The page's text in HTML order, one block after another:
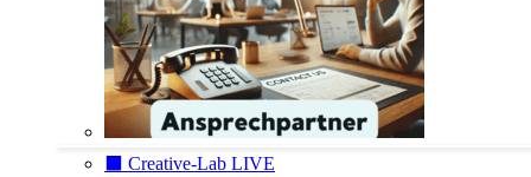
⬛️ Creative-Lab LIVE